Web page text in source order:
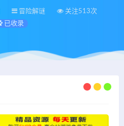
冒险解谜
关注513次
已收录